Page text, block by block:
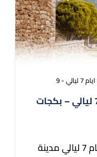
برنامج سياحي البانيا 8 ايام 7 ليالي – بكجات
افضل برنامج سياحي البانيا 8 ايام 7 ليالي مدينة